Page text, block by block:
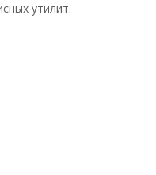
утилит.